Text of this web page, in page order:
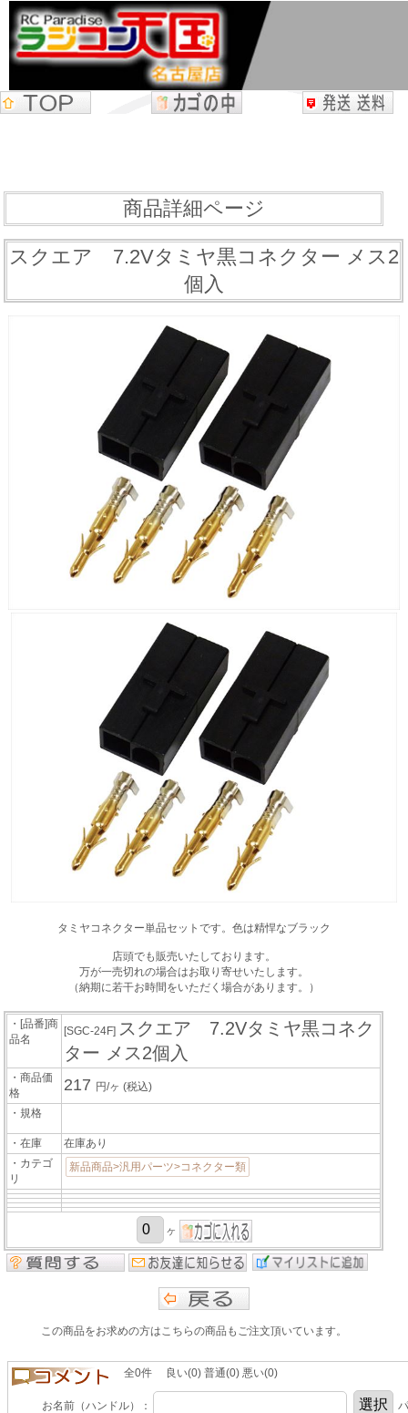
商品詳細ページ
スクエア 7.2Vタミヤ黒コネクター メス2
個入
タミヤコネクター単品セットです。色は精悍なブラック
店頭でも販売いたしております。
万が一売切れの場合はお取り寄せいたします。
（納期に若干お時間をいただく場合があります。）
・[品番]商
品名
[SGC-24F] スクエア 7.2Vタミヤ黒コネク
ター メス2個入
・商品価
格
217 円/ヶ(税込)
・規格
・在庫
在庫あり
・カテゴ
リ
新品商品>汎用パーツ>コネクター類
ヶ
この商品をお求めの方はこちらの商品もご注文頂いています。
全0件 良い(0) 普通(0) 悪い(0)
お名前（ハンドル）：